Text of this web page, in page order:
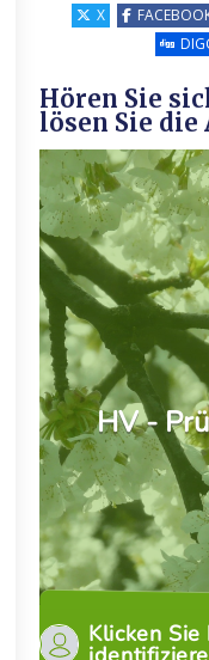
X
Hören Sie
lösen Sie die